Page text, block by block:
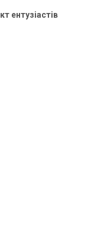
ентузіастів